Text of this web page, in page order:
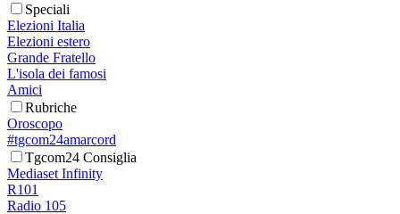
Speciali
Elezioni Italia
Elezioni estero
Grande Fratello
L'isola dei famosi
Amici
Rubriche
Oroscopo
#tgcom24amarcord
Tgcom24 Consiglia
Mediaset Infinity
R101
Radio 105